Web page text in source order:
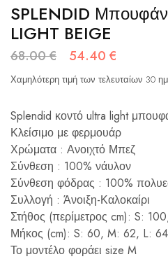
SPLENDID
LIGHT BEIGE
68.00€ 54.40 €
Χαμηλότερη τιμή των τελευταίων 30
Splendid κοντό ultra light
Κλείσιμο με φερμουάρ
Χρώματα : Ανοιχτό Μπεζ
Σύνθεση : 100% νάυλον
Σύνθεση φόδρας : 100%
Συλλογή : Άνοιξη-Καλοκαίρι
Στήθος (περίμετρος cm): S:
Μήκος (cm): S: 60, M: 62, L:
Το μοντέλο φοράει size M